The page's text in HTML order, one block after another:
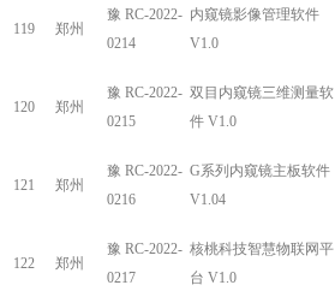
119 郑州
豫 RC-2022-
0214
内窥镜影像管理软件
V1.0
120 郑州
豫 RC-2022-
0215
双目内窥镜三维测量软
件 V1.0
121 郑州
豫 RC-2022-
0216
G系列内窥镜主板软件
V1.04
122 郑州
豫 RC-2022-
0217
核桃科技智慧物联网平
台 V1.0